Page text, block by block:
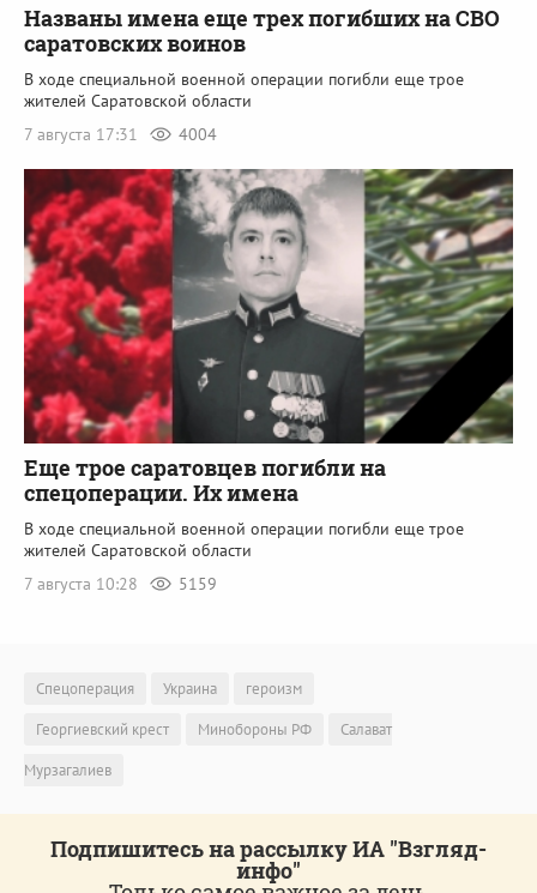
Названы имена еще трех погибших на СВО
саратовских воинов
В ходе специальной военной операции погибли еще трое
жителей Саратовской области
7 августа 17:31
4004
Еще трое саратовцев погибли на
спецоперации. Их имена
В ходе специальной военной операции погибли еще трое
жителей Саратовской области
7 августа 10:28
5159
Спецоперация Украина
героизм
Георгиевский крест
Минобороны РФ
Салават
Мурзагалиев
Подпишитесь на рассылку ИА "Взгляд-
инфо"